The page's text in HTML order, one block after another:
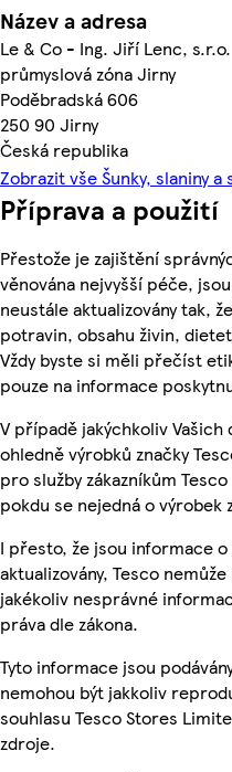
Název a adresa
Le & Co - Ing. Jiří Lenc, s.r.o.
průmyslová zóna Jirny
Poděbradská 606
250 90 Jirny
Česká republika
Zobrazit vše Šunky, slaniny
Příprava a použití
Přestože je zajištění
věnována nejvyšší péče,
neustále aktualizovány tak,
potravin, obsahu živin,
Vždy byste si měli přečíst
pouze na informace
V případě jakýchkoliv
ohledně výrobků značky
pro služby zákazníkům
pokdu se nejedná o výrobek
I přesto, že jsou informace
aktualizovány, Tesco
jakékoliv nesprávné
práva dle zákona.
Tyto informace jsou
nemohou být jakkoliv
souhlasu Tesco Stores
zdroje.